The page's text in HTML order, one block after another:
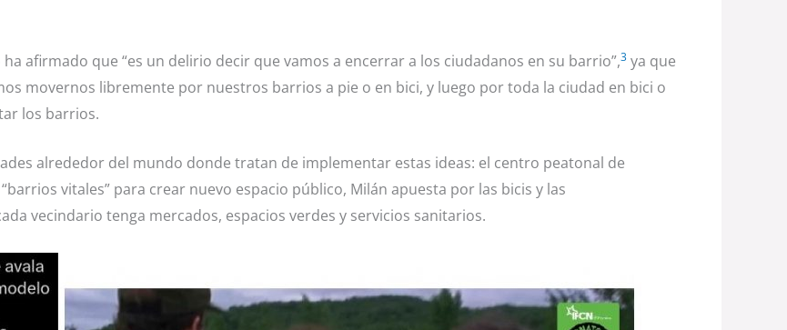
afirmado que “es un delirio decir que vamos a encerrar a los ciudadanos en su barrio”,3 ya que
movernos libremente por nuestros barrios a pie o en bici, y luego por toda la ciudad en bici o
los barrios.
alrededor del mundo donde tratan de implementar estas ideas: el centro peatonal de
vitales” para crear nuevo espacio público, Milán apuesta por las bicis y las
vecindario tenga mercados, espacios verdes y servicios sanitarios.